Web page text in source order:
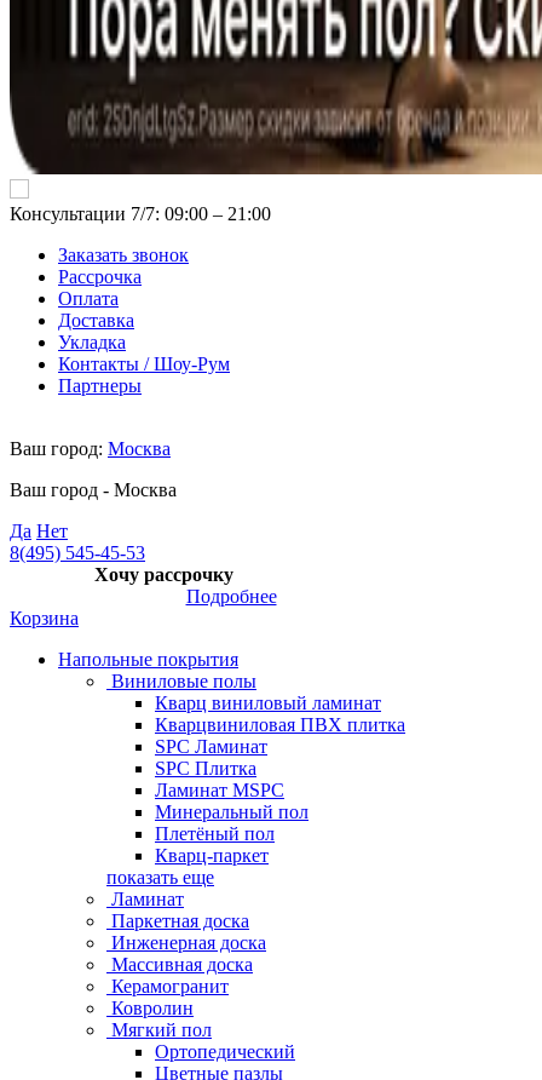
Консультации 7/7: 09:00 ‒ 21:00
Заказать звонок
Рассрочка
Оплата
Доставка
Укладка
Контакты / Шоу-Рум
Партнеры
Ваш город: Москва
Ваш город - Москва
Да Нет
8(495) 545-45-53
Хочу рассрочку
Подробнее
Корзина
Напольные покрытия
Виниловые полы
Кварц виниловый ламинат
Кварцвиниловая ПВХ плитка
SPC Ламинат
SPC Плитка
Ламинат MSPC
Минеральный пол
Плетёный пол
Кварц-паркет
показать еще
Ламинат
Паркетная доска
Инженерная доска
Массивная доска
Керамогранит
Ковролин
Мягкий пол
Ортопедический
Цветные пазлы